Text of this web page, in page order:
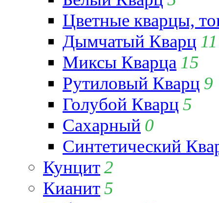
Цветные кварцы,
Дымчатый Кварц 11
Миксы Кварца 15
Рутиловый Кварц 9
Голубой Кварц 5
Сахарный 0
Синтетический
Кунцит2
Кианит5